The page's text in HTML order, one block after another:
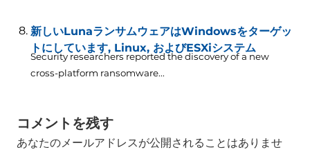
新しいLunaランサムウェアはWindowsをターゲッ
トにしています, Linux, およびESXiシステム
Security researchers reported the discovery of a new
cross-platform ransomware...
コメントを残す
あなたのメールアドレスが公開されることはありませ